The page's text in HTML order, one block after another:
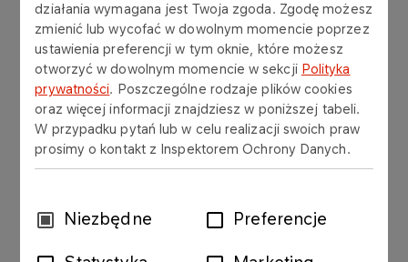
działania wymagana jest Twoja zgoda. Zgodę możesz
zmienić lub wycofać w dowolnym momencie poprzez
ustawienia preferencji w tym oknie, które możesz
otworzyć w dowolnym momencie w sekcji Polityka
prywatności. Poszczególne rodzaje plików cookies
oraz więcej informacji znajdziesz w poniższej tabeli.
W przypadku pytań lub w celu realizacji swoich praw
prosimy o kontakt z Inspektorem Ochrony Danych.
WybórNiezbędne Preferencje
Nasze podejście łączy filozofię Lean Management
(szczupłe zarządzanie) i nowoczesne metody
zarządzania projektami, co pozwala nam
zwiększać wartość dostarczaną klientom,
eliminować marnotrawstwo, optymalizować